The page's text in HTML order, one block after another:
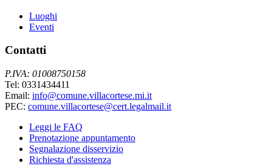
Luoghi
Eventi
Contatti
P.IVA: 01008750158
Tel: 0331434411
Email: info@comune.villacortese.mi.it
PEC: comune.villacortese@cert.legalmail.it
Leggi le FAQ
Prenotazione appuntamento
Segnalazione disservizio
Richiesta d'assistenza